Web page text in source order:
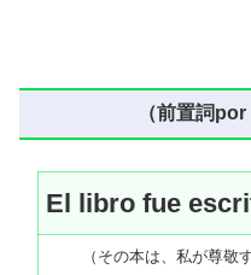
（前置詞
El libro fue
（その本は、私が尊敬